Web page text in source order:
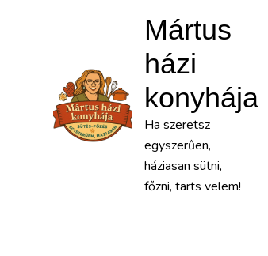
Mártus
házi
konyhája
Ha szeretsz
egyszerűen,
háziasan sütni,
főzni, tarts velem!